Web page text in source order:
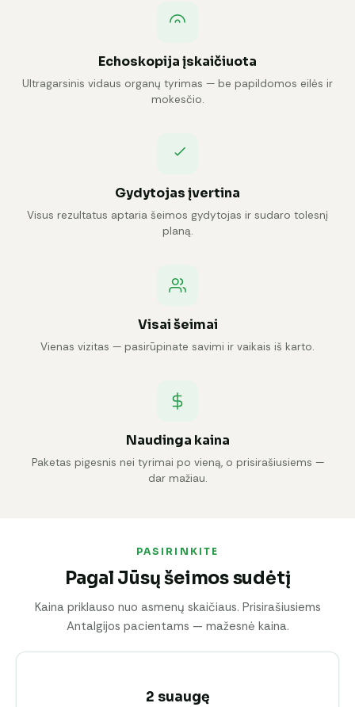
Echoskopija įskaičiuota
Ultragarsinis vidaus organų tyrimas — be papildomos eilės ir
mokesčio.
Gydytojas įvertina
Visus rezultatus aptaria šeimos gydytojas ir sudaro tolesnį
planą.
Visai šeimai
Vienas vizitas — pasirūpinate savimi ir vaikais iš karto.
Naudinga kaina
Paketas pigesnis nei tyrimai po vieną, o prisirašiusiems —
dar mažiau.
PASIRINKITE
Pagal Jūsų šeimos sudėtį
Kaina priklauso nuo asmenų skaičiaus. Prisirašiusiems
Antalgijos pacientams — mažesnė kaina.
2 suaugę